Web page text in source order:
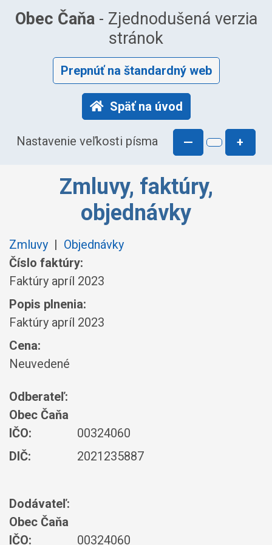
Obec Čaňa- Zjednodušená verzia
stránok
Prepnúť na štandardný web
Späť na úvod
Nastavenie veľkosti písma — +
Zmluvy, faktúry,
objednávky
Zmluvy | Objednávky
Číslo faktúry:
Faktúry apríl 2023
Popis plnenia:
Faktúry apríl 2023
Cena:
Neuvedené
Odberateľ:
Obec Čaňa
IČO:
00324060
DIČ:
2021235887
Dodávateľ:
Obec Čaňa
IČO:
00324060